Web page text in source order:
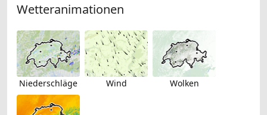
Wetteranimationen
Niederschläge Wind Wolken